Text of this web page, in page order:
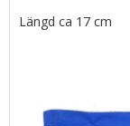
Längd ca 17 cm